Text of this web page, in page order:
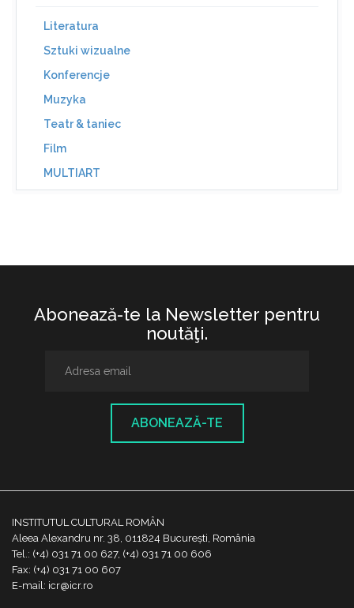
Literatura
Sztuki wizualne
Konferencje
Muzyka
Teatr & taniec
Film
MULTIART
Abonează-te la Newsletter pentru
noutăţi.
ABONEAZĂ-TE
INSTITUTUL CULTURAL ROMÂN
Aleea Alexandru nr. 38, 011824 București, România
Tel.: (+4) 031 71 00 627, (+4) 031 71 00 606
Fax: (+4) 031 71 00 607
E-mail: icr@icr.ro